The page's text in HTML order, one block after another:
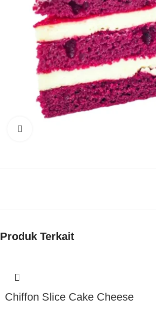
Produk Terkait
Chiffon Slice Cake Cheese